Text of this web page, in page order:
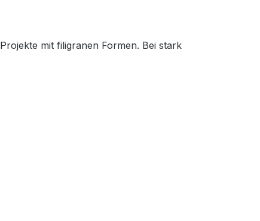
mit filigranen Formen. Bei stark